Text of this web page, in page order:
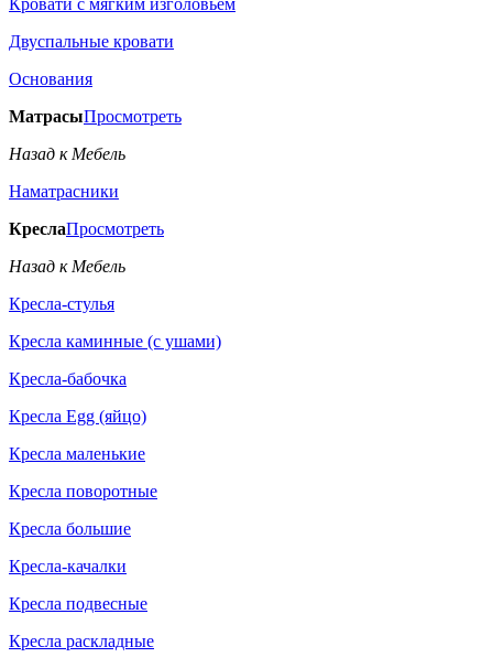
Кровати с мягким изголовьем
Двуспальные кровати
Основания
МатрасыПросмотреть
Назад к Мебель
Наматрасники
КреслаПросмотреть
Назад к Мебель
Кресла-стулья
Кресла каминные (с ушами)
Кресла-бабочка
Кресла Egg (яйцо)
Кресла маленькие
Кресла поворотные
Кресла большие
Кресла-качалки
Кресла подвесные
Кресла раскладные